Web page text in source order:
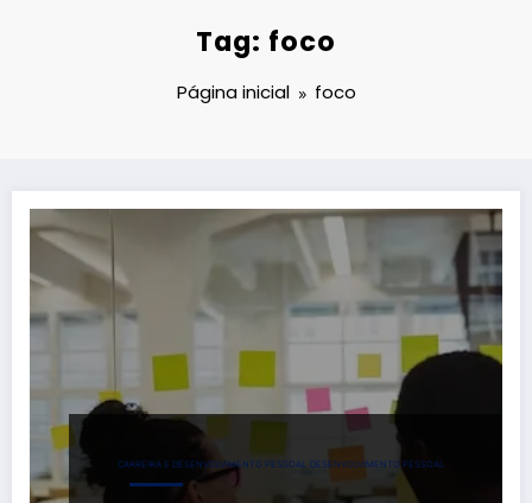
Tag: foco
Página inicial foco
CARREIRA E DESENVOLVIMENTO PESSOAL DESENVOLVIMENTO PESSOAL